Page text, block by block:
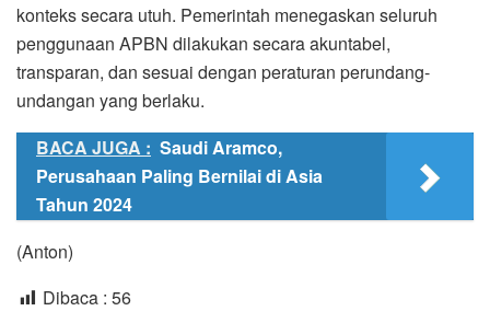
konteks secara utuh. Pemerintah menegaskan seluruh
penggunaan APBN dilakukan secara akuntabel,
transparan, dan sesuai dengan peraturan perundang-
undangan yang berlaku.
BACA JUGA : Saudi Aramco,
Perusahaan Paling Bernilai di Asia
Tahun 2024
(Anton)
Dibaca : 56